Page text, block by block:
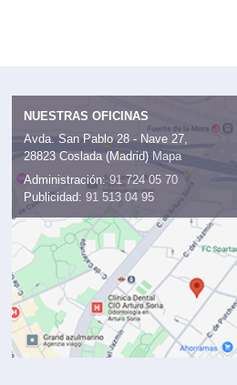
NUESTRAS OFICINAS
Avda. San Pablo 28 - Nave 27,
28823 Coslada (Madrid) Mapa
Administración: 91 724 05 70
Publicidad: 91 513 04 95